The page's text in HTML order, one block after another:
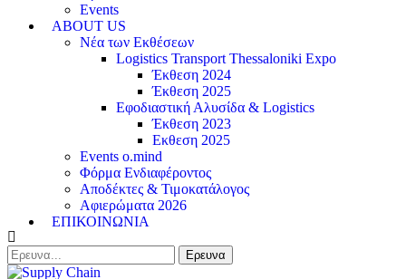
Events
ABOUT US
Νέα των Εκθέσεων
Logistics Transport Thessaloniki Expo
Έκθεση 2024
Έκθεση 2025
Εφοδιαστική Αλυσίδα & Logistics
Έκθεση 2023
Εκθεση 2025
Events o.mind
Φόρμα Ενδιαφέροντος
Αποδέκτες & Τιμοκατάλογος
Αφιερώματα 2026
ΕΠΙΚΟΙΝΩΝΙΑ